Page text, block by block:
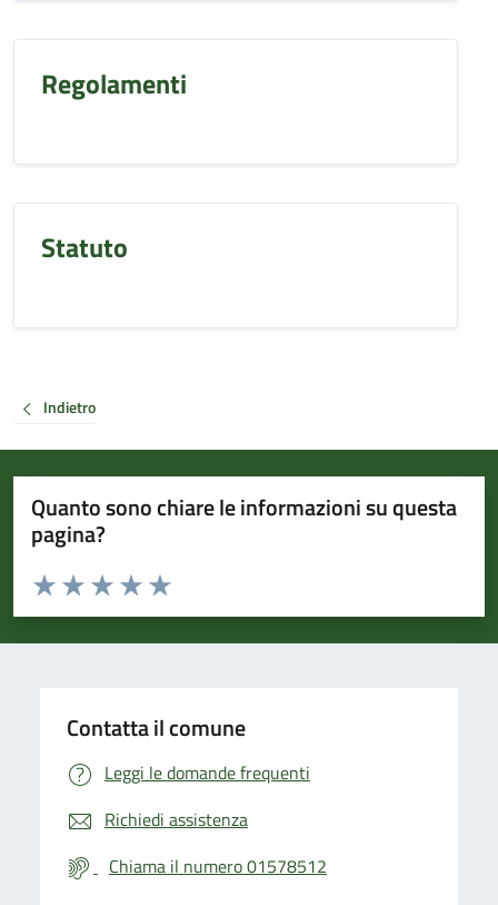
Regolamenti
Statuto
Indietro
Quanto sono chiare le informazioni su questa
pagina?
Valuta da 1 a 5 stelle la pagina
Valuta 5 stelle su 5
Valuta 4 stelle su 5
Valuta 3 stelle su 5
Valuta 2 stelle su 5
Valuta 1 stelle su 5
Contatta il comune
Leggi le domande frequenti
Richiedi assistenza
Chiama il numero 01578512